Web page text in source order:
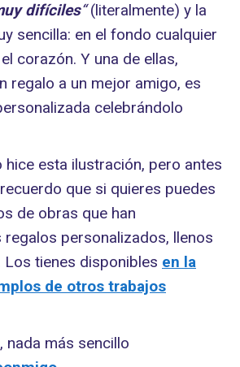
difíciles“(literalmente) y la
sencilla: en el fondo cualquier
corazón. Y una de ellas,
regalo a un mejor amigo, es
celebrándolo
hice esta ilustración, pero antes
que si quieres puedes
de obras que han
personalizados, llenos
Los tienes disponibles en la
de otros trabajos
nada más sencillo